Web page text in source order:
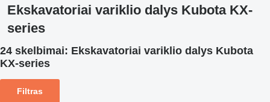
Ekskavatoriai variklio dalys Kubota KX-
series
24 skelbimai: Ekskavatoriai variklio dalys Kubota
KX-series
Filtras